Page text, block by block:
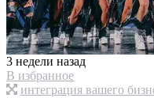
3 недели назад
В избранное
интеграция вашего